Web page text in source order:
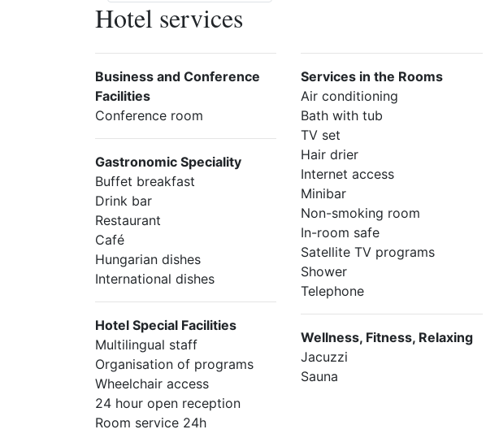
Hotel services
Business and Conference
Facilities
Conference room
Gastronomic Speciality
Buffet breakfast
Drink bar
Restaurant
Café
Hungarian dishes
International dishes
Hotel Special Facilities
Multilingual staff
Organisation of programs
Wheelchair access
24 hour open reception
Room service 24h
Services in the Rooms
Air conditioning
Bath with tub
TV set
Hair drier
Internet access
Minibar
Non-smoking room
In-room safe
Satellite TV programs
Shower
Telephone
Wellness, Fitness, Relaxing
Jacuzzi
Sauna